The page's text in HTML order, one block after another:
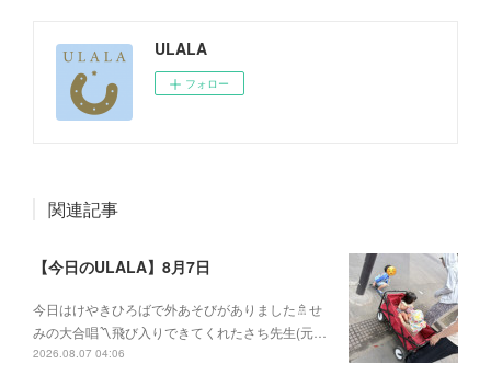
ULALA
フォロー
関連記事
【今日のULALA】8月7日
今日はけやきひろばで外あそびがありました🚿せ
みの大合唱〽飛び入りできてくれたさち先生(元…
2026.08.07 04:06